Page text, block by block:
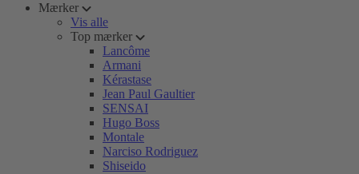
Mærker
Vis alle
Top mærker
Lancôme
Armani
Kérastase
Jean Paul Gaultier
SENSAI
Hugo Boss
Montale
Narciso Rodriguez
Shiseido